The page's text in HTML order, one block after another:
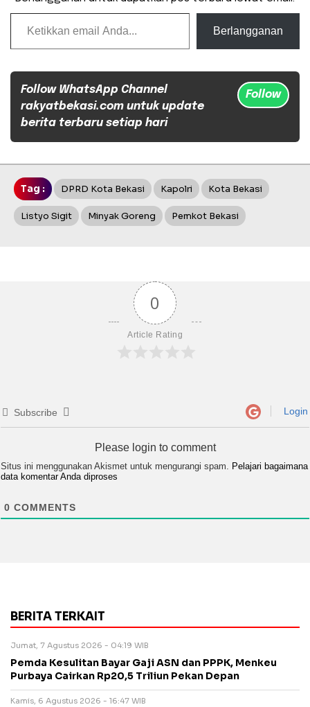
Ketikkan email Anda...
Berlangganan
Follow WhatsApp Channel
rakyatbekasi.com untuk update
berita terbaru setiap hari
Follow
Tag : DPRD Kota Bekasi Kapolri Kota Bekasi
Listyo Sigit Minyak Goreng Pemkot Bekasi
0
Article Rating
Subscribe Login
Please login to comment
Situs ini menggunakan Akismet untuk mengurangi spam. Pelajari bagaimana
data komentar Anda diproses
0 COMMENTS
BERITA TERKAIT
Jumat, 7 Agustus 2026 - 04:19 WIB
Pemda Kesulitan Bayar Gaji ASN dan PPPK, Menkeu
Purbaya Cairkan Rp20,5 Triliun Pekan Depan
Kamis, 6 Agustus 2026 - 16:47 WIB